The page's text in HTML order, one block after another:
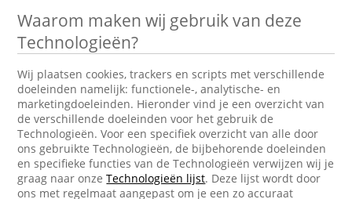
Waarom maken wij gebruik van deze
Technologieën?
Wij plaatsen cookies, trackers en scripts met verschillende
doeleinden namelijk: functionele-, analytische- en
marketingdoeleinden. Hieronder vind je een overzicht van
de verschillende doeleinden voor het gebruik de
Technologieën. Voor een specifiek overzicht van alle door
ons gebruikte Technologieën, de bijbehorende doeleinden
en specifieke functies van de Technologieën verwijzen wij je
graag naar onzeTechnologieën lijst. Deze lijst wordt door
ons met regelmaat aangepast om je een zo accuraat